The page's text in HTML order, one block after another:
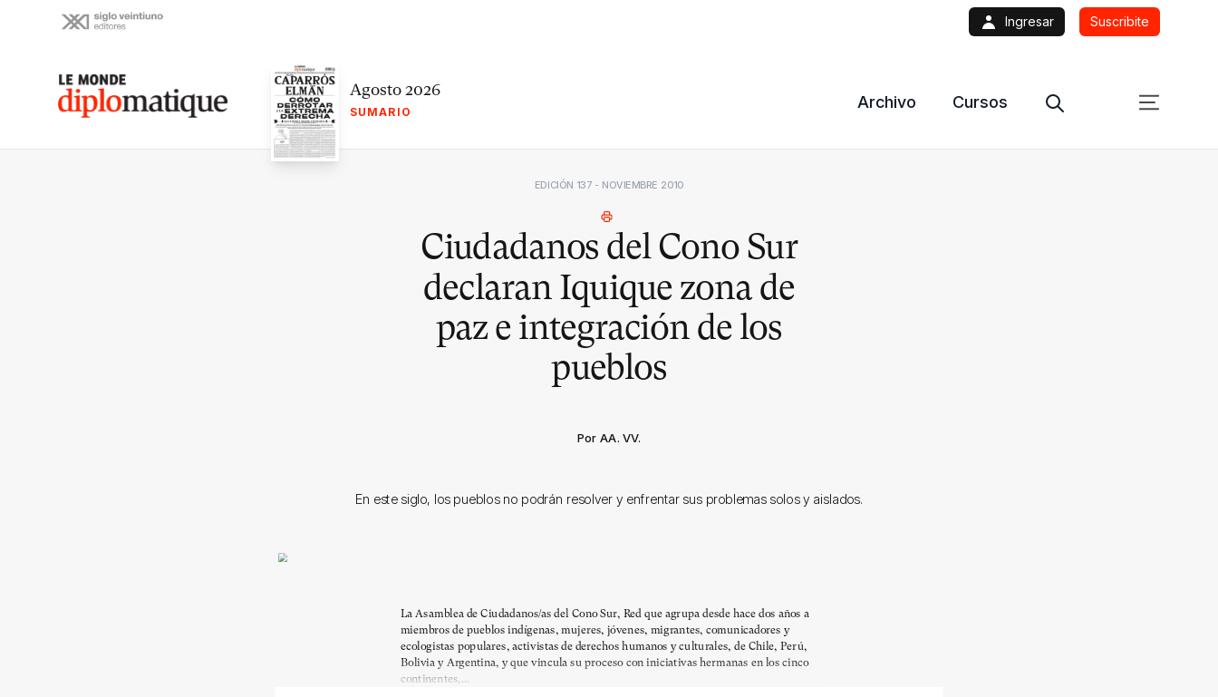
Ingresar Suscribite
Le monde diplomatique Agosto 2026
SUMARIO
Archivo Cursos
EDICIÓN 137 - NOVIEMBRE 2010
Ciudadanos del Cono Sur
declaran Iquique zona de
paz e integración de los
pueblos
Por AA. VV.
En este siglo, los pueblos no podrán resolver y enfrentar sus problemas solos y aislados.
La Asamblea de Ciudadanos/as del Cono Sur, Red que agrupa desde hace dos años a
miembros de pueblos indígenas, mujeres, jóvenes, migrantes, comunicadores y
ecologistas populares, activistas de derechos humanos y culturales, de Chile, Perú,
Bolivia y Argentina, y que vincula su proceso con iniciativas hermanas en los cinco
continentes,...